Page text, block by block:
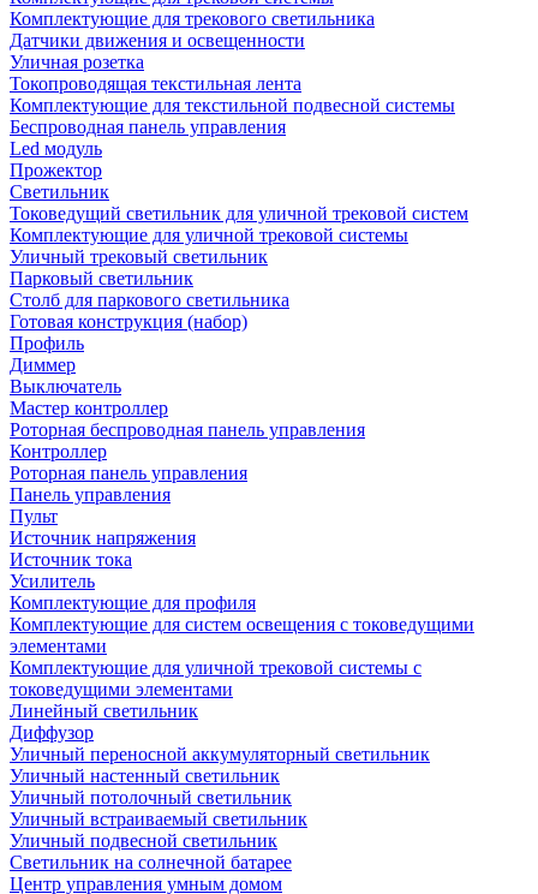
Комплектующие для трекового светильника
Датчики движения и освещенности
Уличная розетка
Токопроводящая текстильная лента
Комплектующие для текстильной подвесной системы
Беспроводная панель управления
Led модуль
Прожектор
Светильник
Токоведущий светильник для уличной трековой систем
Комплектующие для уличной трековой системы
Уличный трековый светильник
Парковый светильник
Столб для паркового светильника
Готовая конструкция (набор)
Профиль
Диммер
Выключатель
Мастер контроллер
Роторная беспроводная панель управления
Контроллер
Роторная панель управления
Панель управления
Пульт
Источник напряжения
Источник тока
Усилитель
Комплектующие для профиля
Комплектующие для систем освещения с токоведущими
элементами
Комплектующие для уличной трековой системы с
токоведущими элементами
Линейный светильник
Диффузор
Уличный переносной аккумуляторный светильник
Уличный настенный светильник
Уличный потолочный светильник
Уличный встраиваемый светильник
Уличный подвесной светильник
Светильник на солнечной батарее
Центр управления умным домом